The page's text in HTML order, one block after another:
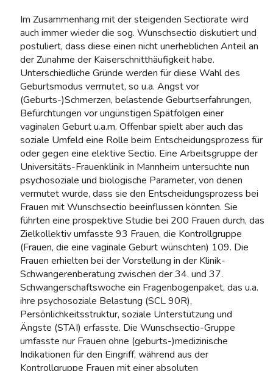
Im Zusammenhang mit der steigenden Sectiorate wird
auch immer wieder die sog. Wunschsectio diskutiert und
postuliert, dass diese einen nicht unerheblichen Anteil an
der Zunahme der Kaiserschnitthäufigkeit habe.
Unterschiedliche Gründe werden für diese Wahl des
Geburtsmodus vermutet, so u.a. Angst vor
(Geburts-)Schmerzen, belastende Geburtserfahrungen,
Befürchtungen vor ungünstigen Spätfolgen einer
vaginalen Geburt u.a.m. Offenbar spielt aber auch das
soziale Umfeld eine Rolle beim Entscheidungsprozess für
oder gegen eine elektive Sectio. Eine Arbeitsgruppe der
Universitäts-Frauenklinik in Mannheim untersuchte nun
psychosoziale und biologische Parameter, von denen
vermutet wurde, dass sie den Entscheidungsprozess bei
Frauen mit Wunschsectio beeinflussen könnten. Sie
führten eine prospektive Studie bei 200 Frauen durch, das
Zielkollektiv umfasste 93 Frauen, die Kontrollgruppe
(Frauen, die eine vaginale Geburt wünschten) 109. Die
Frauen erhielten bei der Vorstellung in der Klinik-
Schwangerenberatung zwischen der 34. und 37.
Schwangerschaftswoche ein Fragenbogenpaket, das u.a.
ihre psychosoziale Belastung (SCL 90R),
Persönlichkeitsstruktur, soziale Unterstützung und
Ängste (STAI) erfasste. Die Wunschsectio-Gruppe
umfasste nur Frauen ohne (geburts-)medizinische
Indikationen für den Eingriff, während aus der
Kontrollgruppe Frauen mit einer absoluten